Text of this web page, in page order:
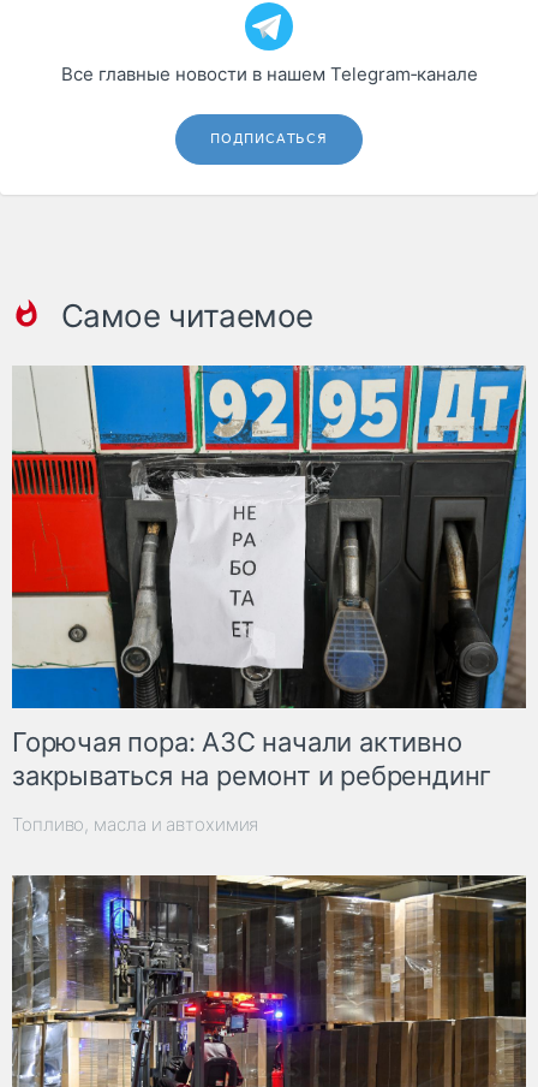
Все главные новости в нашем Telegram‑канале
ПОДПИСАТЬСЯ
Самое читаемое
Горючая пора: АЗС начали активно
закрываться на ремонт и ребрендинг
Топливо, масла и автохимия